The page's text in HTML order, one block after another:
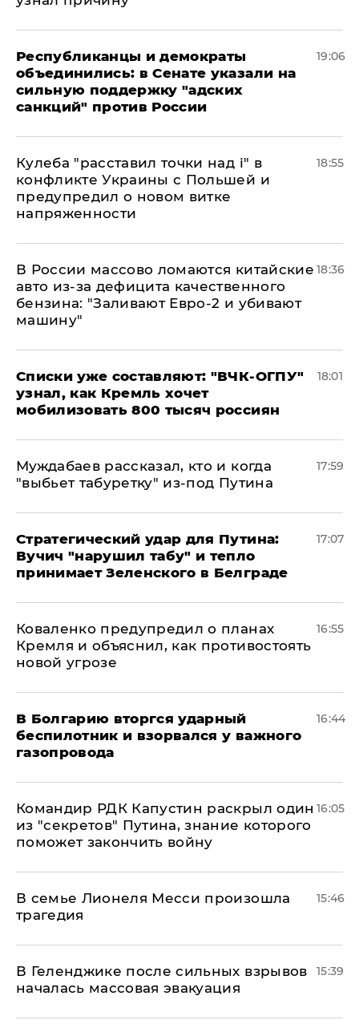
Республиканцы и демократы
объединились: в Сенате указали на
сильную поддержку "адских
санкций" против России
19:06
Кулеба "расставил точки над і" в
конфликте Украины с Польшей и
предупредил о новом витке
напряженности
18:55
В России массово ломаются китайские
авто из-за дефицита качественного
бензина: "Заливают Евро-2 и убивают
машину"
18:36
Списки уже составляют: "ВЧК-ОГПУ"
узнал, как Кремль хочет
мобилизовать 800 тысяч россиян
18:01
Муждабаев рассказал, кто и когда
"выбьет табуретку" из-под Путина
17:59
Стратегический удар для Путина:
Вучич "нарушил табу" и тепло
принимает Зеленского в Белграде
17:07
Коваленко предупредил о планах
Кремля и объяснил, как противостоять
новой угрозе
16:55
В Болгарию вторгся ударный
беспилотник и взорвался у важного
газопровода
16:44
Командир РДК Капустин раскрыл один
из "секретов" Путина, знание которого
поможет закончить войну
16:05
В семье Лионеля Месси произошла
трагедия
15:46
В Геленджике после сильных взрывов
началась массовая эвакуация
15:39